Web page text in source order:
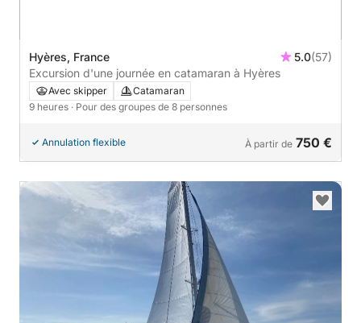
Hyères, France 5.0(57)
Excursion d'une journée en catamaran à Hyères
Avec skipper
Catamaran
9 heures · Pour des groupes de 8 personnes
Annulation flexible À partir de 750 €